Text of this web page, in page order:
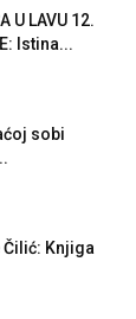
U LAVU 12.
Istina...
sobi
Knjiga